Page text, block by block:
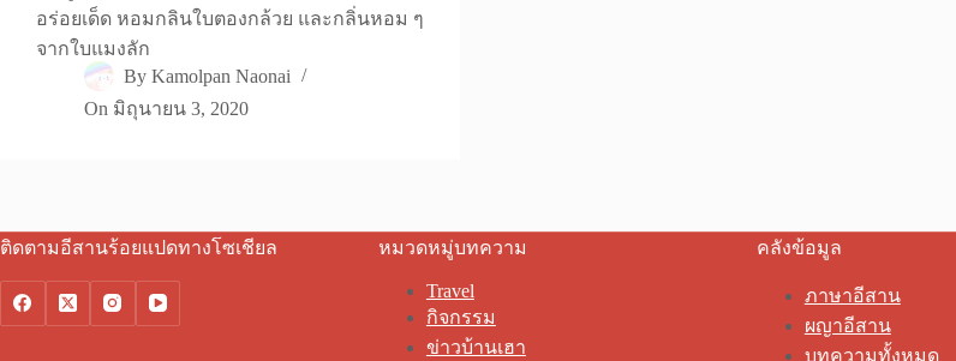
อร่อยเด็ด หอมกลินใบตองกล้วย และกลิ่นหอม ๆ
จากใบแมงลัก
By Kamolpan Naonai
On มิถุนายน 3, 2020
ติดตามอีสานร้อยแปดทางโซเชียล หมวดหมู่บทความ
Travel
กิจกรรม
ข่าวบ้านเฮา
คลังข้อมูล
ภาษาอีสาน
ผญาอีสาน
บทความทั้งหมด